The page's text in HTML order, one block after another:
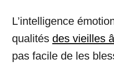
L’intelligence
qualités des vieilles
pas facile de les